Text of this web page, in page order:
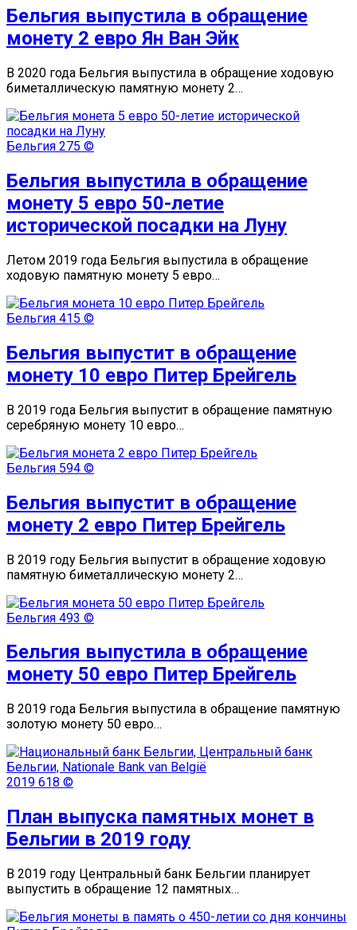
Бельгия выпустила в обращение
монету 2 евро Ян Ван Эйк
В 2020 года Бельгия выпустила в обращение ходовую
биметаллическую памятную монету 2…
Бельгия 275 ©
Бельгия выпустила в обращение
монету 5 евро 50-летие
исторической посадки на Луну
Летом 2019 года Бельгия выпустила в обращение
ходовую памятную монету 5 евро…
Бельгия 415 ©
Бельгия выпустит в обращение
монету 10 евро Питер Брейгель
В 2019 года Бельгия выпустит в обращение памятную
серебряную монету 10 евро…
Бельгия 594 ©
Бельгия выпустит в обращение
монету 2 евро Питер Брейгель
В 2019 году Бельгия выпустит в обращение ходовую
памятную биметаллическую монету 2…
Бельгия 493 ©
Бельгия выпустила в обращение
монету 50 евро Питер Брейгель
В 2019 года Бельгия выпустила в обращение памятную
золотую монету 50 евро…
2019 618 ©
План выпуска памятных монет в
Бельгии в 2019 году
В 2019 году Центральный банк Бельгии планирует
выпустить в обращение 12 памятных…